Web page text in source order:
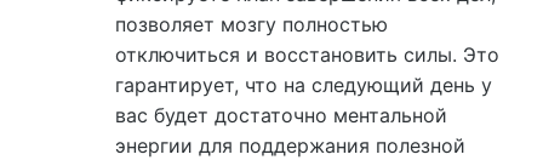
позволяет мозгу полностью
отключиться и восстановить силы. Это
гарантирует, что на следующий день у
вас будет достаточно ментальной
энергии для поддержания полезной